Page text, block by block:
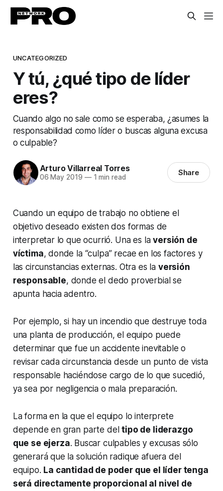
UNCATEGORIZED
Y tú, ¿qué tipo de líder
eres?
Cuando algo no sale como se esperaba, ¿asumes la
responsabilidad como líder o buscas alguna excusa
o culpable?
Arturo Villarreal Torres
06 May 2019 —1 min read Share
Cuando un equipo de trabajo no obtiene el
objetivo deseado existen dos formas de
interpretar lo que ocurrió. Una es laversión de
víctima, donde la “culpa” recae en los factores y
las circunstancias externas. Otra es la versión
responsable, donde el dedo proverbial se
apunta hacia adentro.
Por ejemplo, si hay un incendio que destruye toda
una planta de producción, el equipo puede
determinar que fue un accidente inevitable o
revisar cada circunstancia desde un punto de vista
responsable haciéndose cargo de lo que sucedió,
ya sea por negligencia o mala preparación.
La forma en la que el equipo lo interprete
depende en gran parte deltipo de liderazgo
que se ejerza. Buscar culpables y excusas sólo
generará que la solución radique afuera del
equipo. La cantidad de poder que el líder tenga
será directamente proporcional al nivel de